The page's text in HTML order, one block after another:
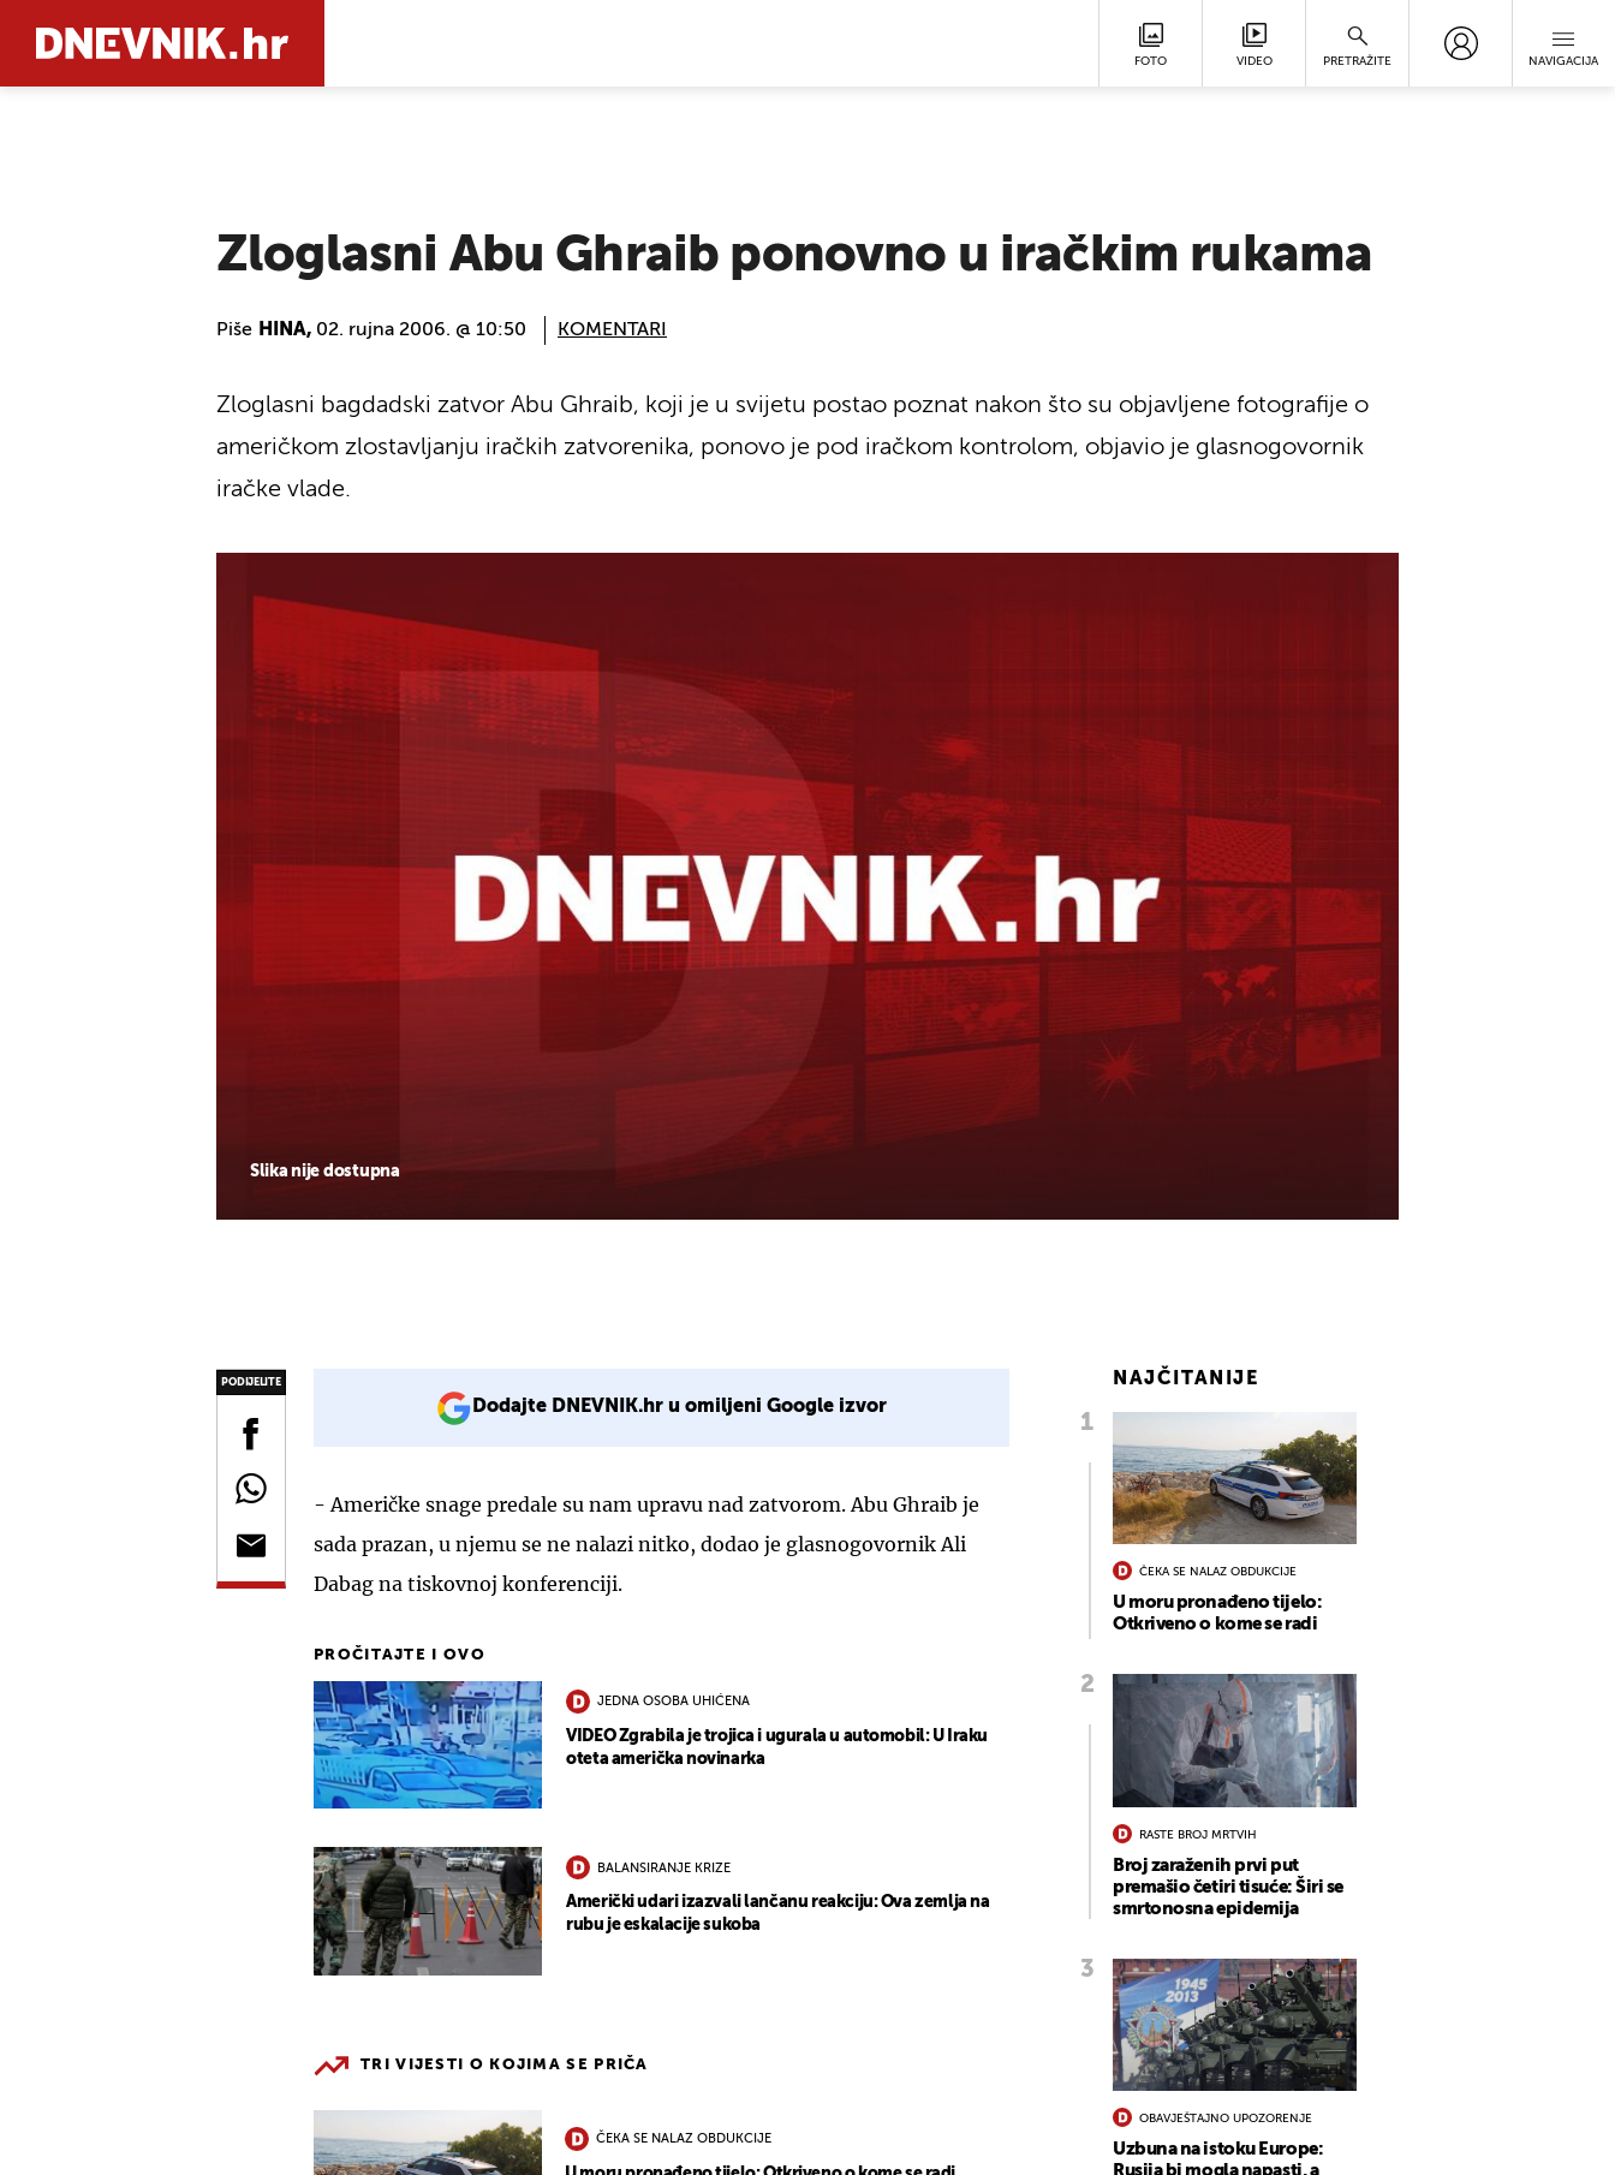
FOTO VIDEO PRETRAŽITE NAVIGACIJA
Zloglasni Abu Ghraib ponovno u iračkim rukama
Piše HINA, 02. rujna 2006. @ 10:50 KOMENTARI
Slika nije dostupna
Zloglasni bagdadski zatvor Abu Ghraib, koji je u svijetu postao poznat nakon što su objavljene fotografije o
američkom zlostavljanju iračkih zatvorenika, ponovo je pod iračkom kontrolom, objavio je glasnogovornik
iračke vlade.
PODIJELITE
Dodajte DNEVNIK.hr u omiljeni Google izvor
- Američke snage predale su nam upravu nad zatvorom. Abu Ghraib je
sada prazan, u njemu se ne nalazi nitko, dodao je glasnogovornik Ali
Dabag na tiskovnoj konferenciji.
PROČITAJTE I OVO
JEDNA OSOBA UHIĆENA
VIDEO Zgrabila je trojica i ugurala u automobil: U Iraku
oteta američka novinarka
BALANSIRANJE KRIZE
Američki udari izazvali lančanu reakciju: Ova zemlja na
rubu je eskalacije sukoba
TRI VIJESTI O KOJIMA SE PRIČA
ČEKA SE NALAZ OBDUKCIJE
NAJČITANIJE
ČEKA SE NALAZ OBDUKCIJE
U moru pronađeno tijelo:
Otkriveno o kome se radi
RASTE BROJ MRTVIH
Broj zaraženih prvi put
premašio četiri tisuće: Širi se
smrtonosna epidemija
OBAVJEŠTAJNO UPOZORENJE
Uzbuna na istoku Europe:
Rusija bi mogla napasti, a